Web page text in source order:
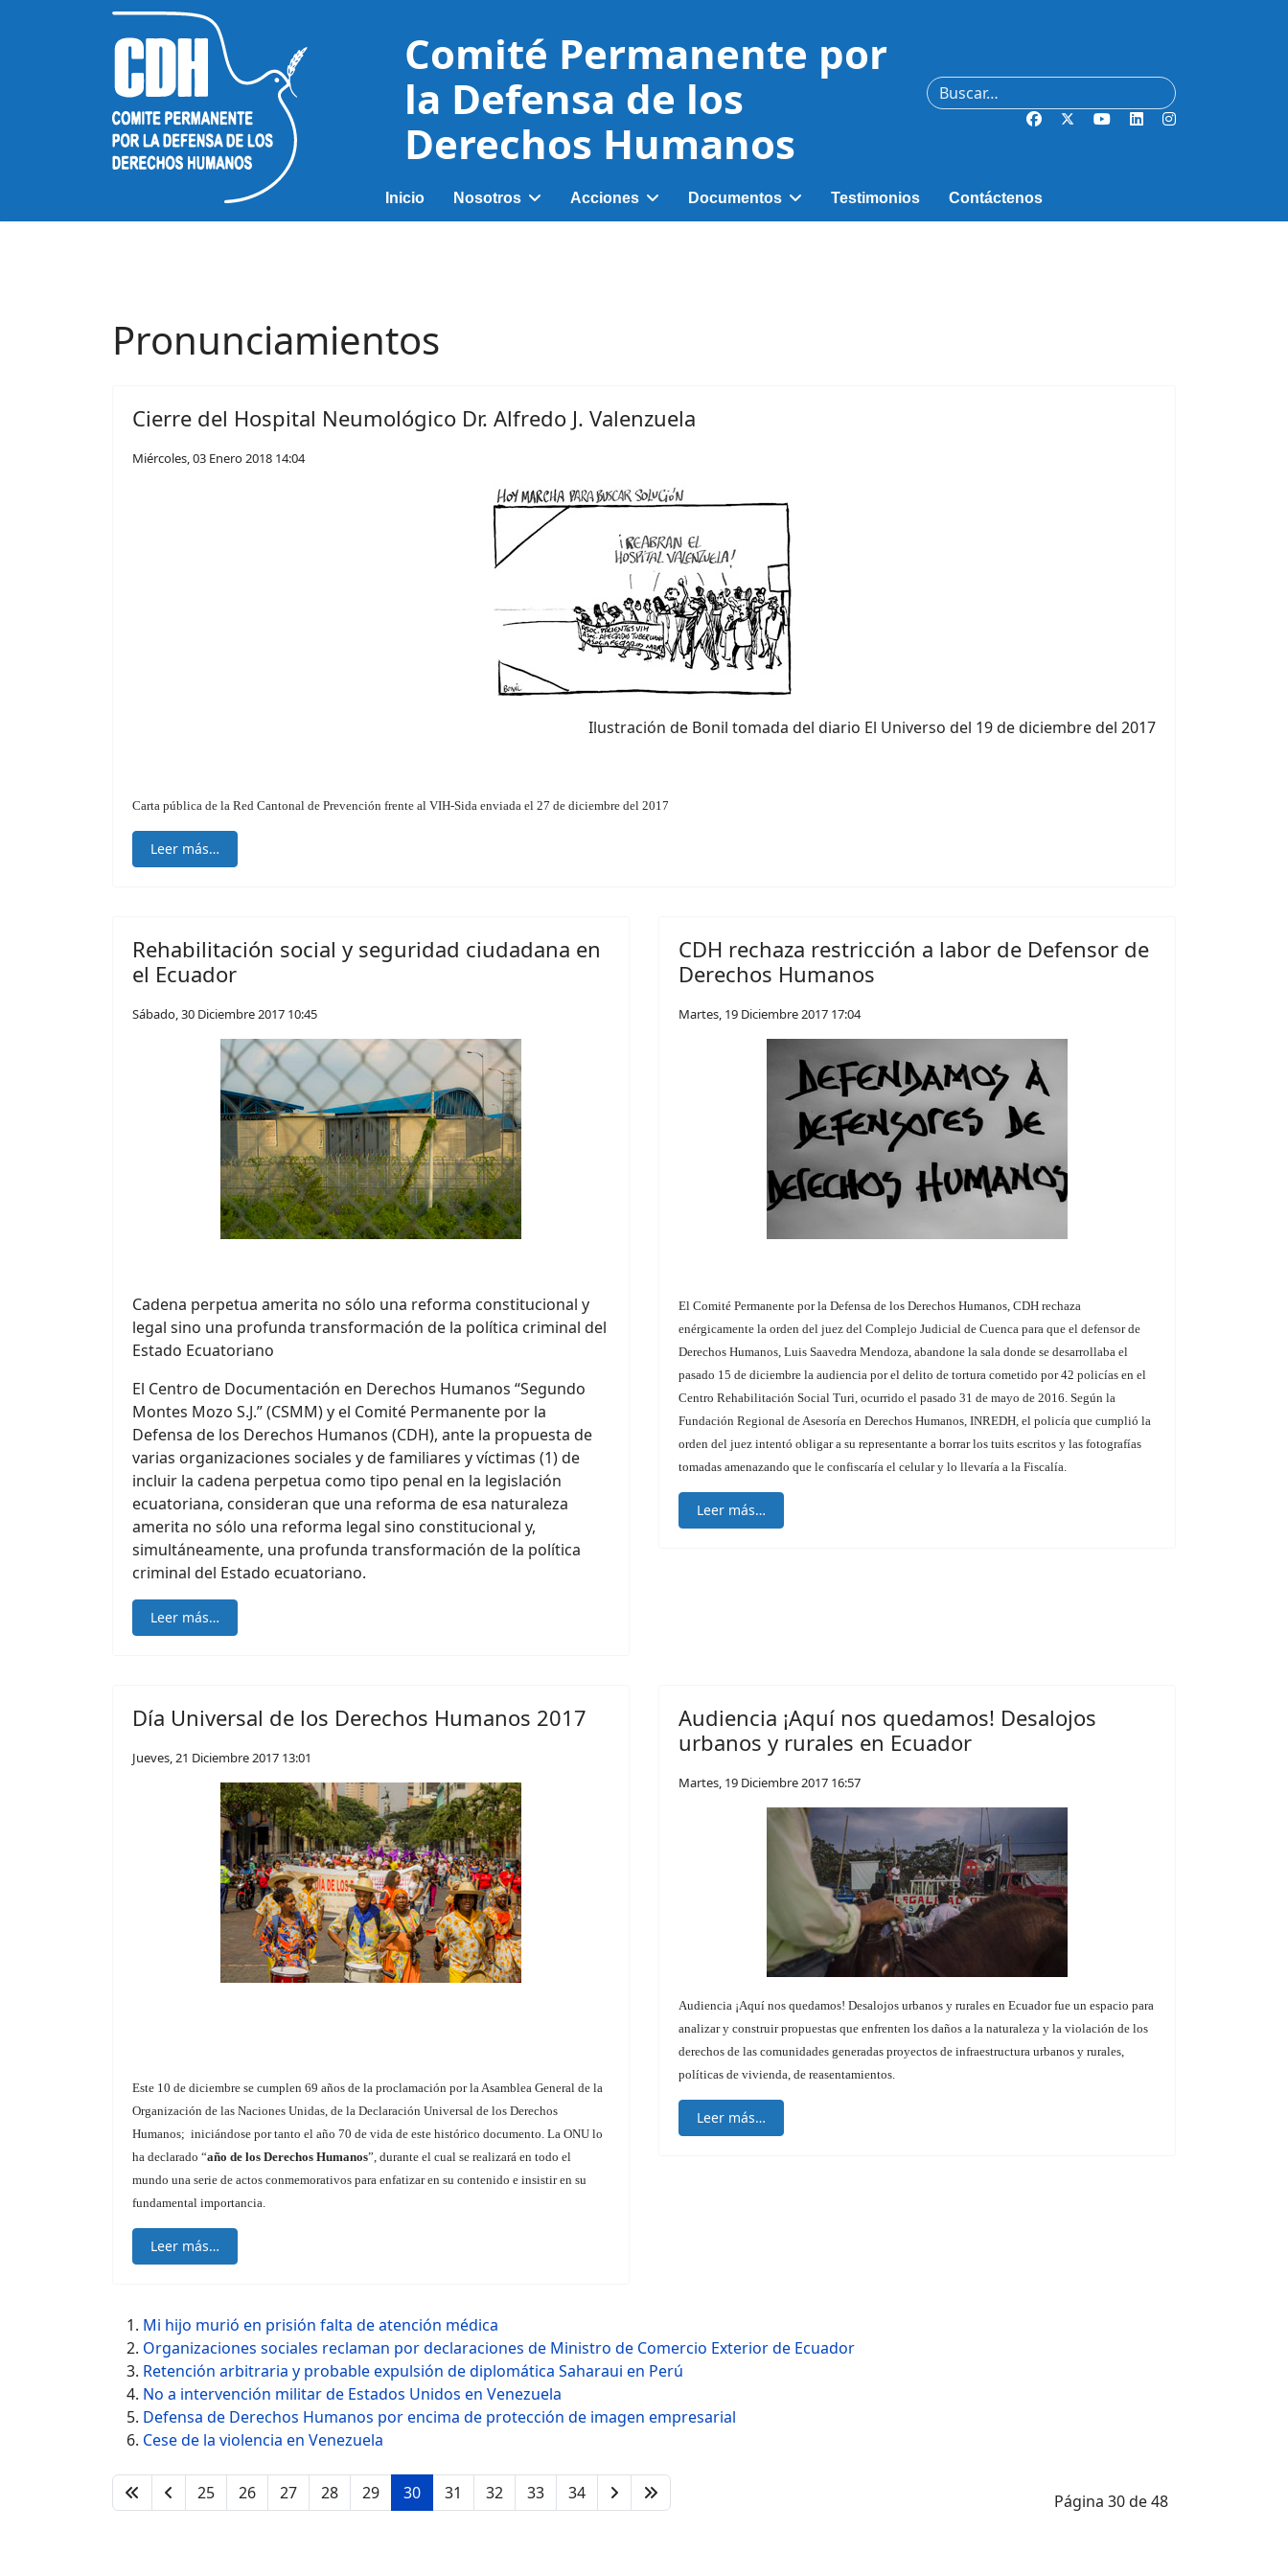
Comité Permanente por
la Defensa de los
Derechos Humanos
Buscar
Inicio Nosotros Acciones Documentos Testimonios Contáctenos
Pronunciamientos
Cierre del Hospital Neumológico Dr. Alfredo J. Valenzuela
Miércoles, 03 Enero 2018 14:04
Ilustración de Bonil tomada del diario El Universo del 19 de diciembre del 2017
Carta pública de la Red Cantonal de Prevención frente al VIH-Sida enviada el 27 de diciembre del 2017
Leer más…
Rehabilitación social y seguridad ciudadana en
el Ecuador
Sábado, 30 Diciembre 2017 10:45
Cadena perpetua amerita no sólo una reforma constitucional y
legal sino una profunda transformación de la política criminal del
Estado Ecuatoriano
El Centro de Documentación en Derechos Humanos “Segundo
Montes Mozo S.J.” (CSMM) y el Comité Permanente por la
Defensa de los Derechos Humanos (CDH), ante la propuesta de
varias organizaciones sociales y de familiares y víctimas (1) de
incluir la cadena perpetua como tipo penal en la legislación
ecuatoriana, consideran que una reforma de esa naturaleza
amerita no sólo una reforma legal sino constitucional y,
simultáneamente, una profunda transformación de la política
criminal del Estado ecuatoriano.
Leer más…
CDH rechaza restricción a labor de Defensor de
Derechos Humanos
Martes, 19 Diciembre 2017 17:04
El Comité Permanente por la Defensa de los Derechos Humanos, CDH rechaza
enérgicamente la orden del juez del Complejo Judicial de Cuenca para que el defensor de
Derechos Humanos, Luis Saavedra Mendoza, abandone la sala donde se desarrollaba el
pasado 15 de diciembre la audiencia por el delito de tortura cometido por 42 policías en el
Centro Rehabilitación Social Turi, ocurrido el pasado 31 de mayo de 2016. Según la
Fundación Regional de Asesoría en Derechos Humanos, INREDH, el policía que cumplió la
orden del juez intentó obligar a su representante a borrar los tuits escritos y las fotografías
tomadas amenazando que le confiscaría el celular y lo llevaría a la Fiscalía.
Leer más…
Día Universal de los Derechos Humanos 2017
Jueves, 21 Diciembre 2017 13:01
Este 10 de diciembre se cumplen 69 años de la proclamación por la Asamblea General de la
Organización de las Naciones Unidas, de la Declaración Universal de los Derechos
Humanos; iniciándose por tanto el año 70 de vida de este histórico documento. La ONU lo
ha declarado “año de los Derechos Humanos”, durante el cual se realizará en todo el
mundo una serie de actos conmemorativos para enfatizar en su contenido e insistir en su
fundamental importancia.
Leer más…
Audiencia ¡Aquí nos quedamos! Desalojos
urbanos y rurales en Ecuador
Martes, 19 Diciembre 2017 16:57
Audiencia ¡Aquí nos quedamos! Desalojos urbanos y rurales en Ecuador fue un espacio para
analizar y construir propuestas que enfrenten los daños a la naturaleza y la violación de los
derechos de las comunidades generadas proyectos de infraestructura urbanos y rurales,
políticas de vivienda, de reasentamientos.
Leer más…
Mi hijo murió en prisión falta de atención médica
Organizaciones sociales reclaman por declaraciones de Ministro de Comercio Exterior de Ecuador
Retención arbitraria y probable expulsión de diplomática Saharaui en Perú
No a intervención militar de Estados Unidos en Venezuela
Defensa de Derechos Humanos por encima de protección de imagen empresarial
Cese de la violencia en Venezuela
Página 30 de 48
25 26 27 28 29 30 31 32 33 34